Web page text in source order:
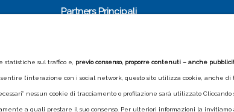
Partners Principali
statistiche sul traffico e, previo consenso, proporre contenuti – anche
l’interazione con i social network, questo sito utilizza cookie, anche di
nessun cookie di tracciamento o profilazione sarà utilizzato Cliccando
a quali prestare il suo consenso. Per ulteriori informazioni la